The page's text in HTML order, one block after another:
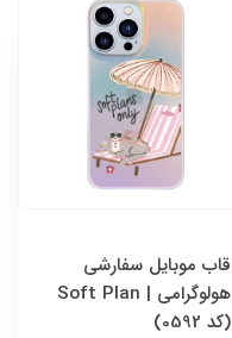
قاب موبایل سفارشی
هولوگرامی | Soft Plan
(کد 0592)